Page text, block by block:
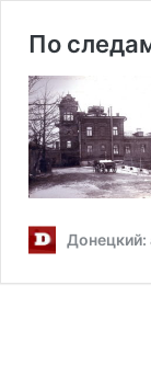
По
Донецкий: